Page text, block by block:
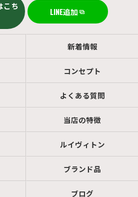
こち
LINE追加
新着情報
コンセプト
よくある質問
当店の特徴
ルイヴィトン
ブランド品
ブログ